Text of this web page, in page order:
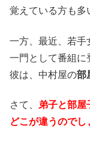
覚えている方も多
一方、最近、若手
一門として番組に
彼は、中村屋の部
さて、
弟子と部屋
どこが違うのでし